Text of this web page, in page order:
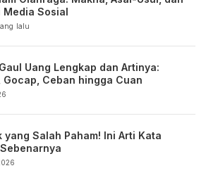
Media Sosial
lalu
Uang Lengkap dan Artinya:
Gocap, Ceban hingga Cuan
yang Salah Paham! Ini Arti Kata